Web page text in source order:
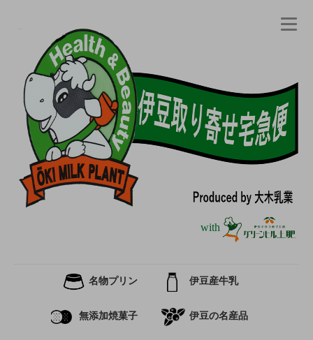
with
名物プリン 伊豆産牛乳
無添加焼菓子 伊豆の名産品